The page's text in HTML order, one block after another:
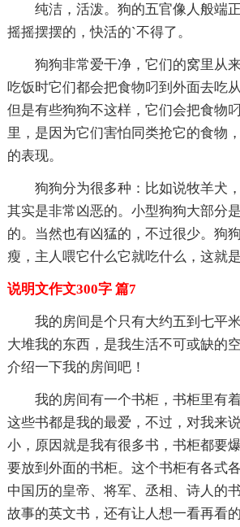
纯洁，活泼。狗的五官像人般端
摇摇摆摆的，快活的`不得了。
狗狗非常爱干净，它们的窝里从
吃饭时它们都会把食物叼到外面去吃
但是有些狗狗不这样，它们会把食物
里，是因为它们害怕同类抢它的食物
的表现。
狗狗分为很多种：比如说牧羊犬
其实是非常凶恶的。小型狗狗大部分
的。当然也有凶猛的，不过很少。狗
瘦，主人喂它什么它就吃什么，这就是
说明文作文300字 篇7
我的房间是个只有大约五到七平
大堆我的东西，是我生活不可或缺的
介绍一下我的房间吧！
我的房间有一个书柜，书柜里有
这些书都是我的最爱，不过，对我来
小，原因就是我有很多书，书柜都要
要放到外面的书柜。这个书柜有各式
中国历的皇帝、将军、丞相、诗人的
故事的英文书，还有让人想一看再看